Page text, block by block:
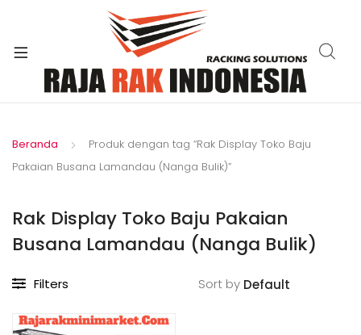
Beranda
Produk dengan tag “Rak Display Toko Baju
Pakaian Busana Lamandau (Nanga Bulik)”
Rak Display Toko Baju Pakaian
Busana Lamandau (Nanga Bulik)
Filters Sort by